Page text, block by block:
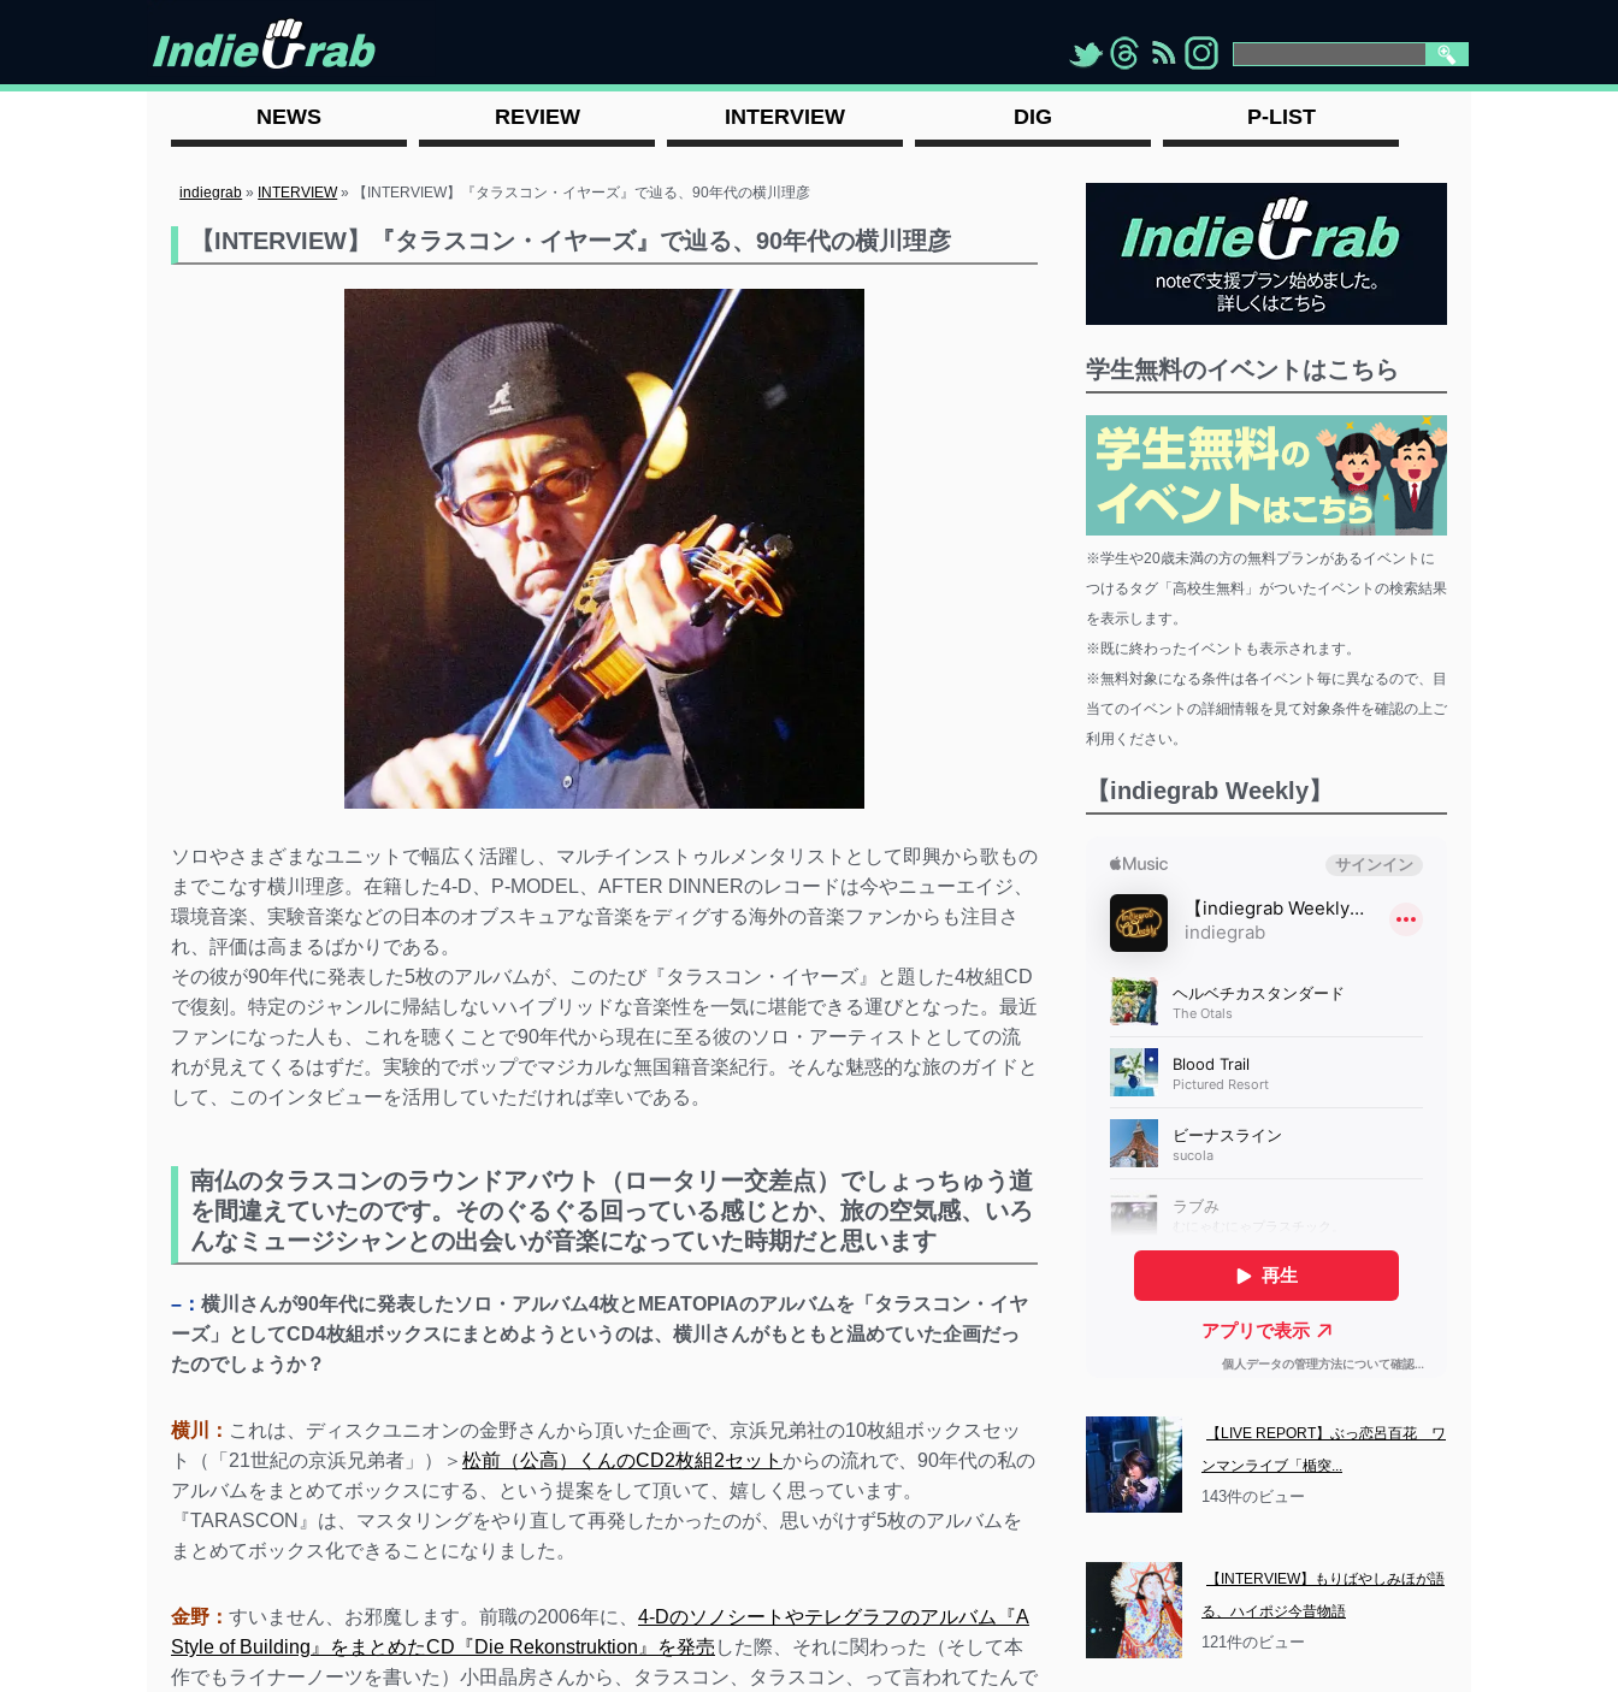
"> "> "> " >
NEWS REVIEW INTERVIEW DIG P-LIST
indiegrab » INTERVIEW» 【INTERVIEW】『タラスコン・イヤーズ』で辿る、90年代の横川理彦
【INTERVIEW】『タラスコン・イヤーズ』で辿る、90年代の横川理彦
ソロやさまざまなユニットで幅広く活躍し、マルチインストゥルメンタリストとして即興から歌もの
までこなす横川理彦。在籍した4-D、P-MODEL、AFTER DINNERのレコードは今やニューエイジ、
環境音楽、実験音楽などの日本のオブスキュアな音楽をディグする海外の音楽ファンからも注目さ
れ、評価は高まるばかりである。
その彼が90年代に発表した5枚のアルバムが、このたび『タラスコン・イヤーズ』と題した4枚組CD
で復刻。特定のジャンルに帰結しないハイブリッドな音楽性を一気に堪能できる運びとなった。最近
ファンになった人も、これを聴くことで90年代から現在に至る彼のソロ・アーティストとしての流
れが見えてくるはずだ。実験的でポップでマジカルな無国籍音楽紀行。そんな魅惑的な旅のガイドと
して、このインタビューを活用していただければ幸いである。
南仏のタラスコンのラウンドアバウト（ロータリー交差点）でしょっちゅう道
を間違えていたのです。そのぐるぐる回っている感じとか、旅の空気感、いろ
んなミュージシャンとの出会いが音楽になっていた時期だと思います
–： 横川さんが90年代に発表したソロ・アルバム4枚とMEATOPIAのアルバムを「タラスコン・イヤ
ーズ」としてCD4枚組ボックスにまとめようというのは、横川さんがもともと温めていた企画だっ
たのでしょうか？
横川： これは、ディスクユニオンの金野さんから頂いた企画で、京浜兄弟社の10枚組ボックスセッ
ト（「21世紀の京浜兄弟者」）＞ 松前（公高）くんのCD2枚組2セット からの流れで、90年代の私の
アルバムをまとめてボックスにする、という提案をして頂いて、嬉しく思っています。
『TARASCON』は、マスタリングをやり直して再発したかったのが、思いがけず5枚のアルバムを
まとめてボックス化できることになりました。
金野： すいません、お邪魔します。前職の2006年に、 4-Dのソノシートやテレグラフのアルバム『A
Style of Building』をまとめたCD『Die Rekonstruktion』を発売 した際、それに関わった（そして本
作でもライナーノーツを書いた）小田晶房さんから、タラスコン、タラスコン、って言われてたんで
学生無料のイベントはこちら
※学生や20歳未満の方の無料プランがあるイベントに
つけるタグ「高校生無料」がついたイベントの検索結果
を表示します。
※既に終わったイベントも表示されます。
※無料対象になる条件は各イベント毎に異なるので、目
当てのイベントの詳細情報を見て対象条件を確認の上ご
利用ください。
【indiegrab Weekly】
【LIVE REPORT】ぶっ恋呂百花　ワ
ンマンライブ「楯突...
143件のビュー
【INTERVIEW】もりばやしみほが語
る、ハイポジ今昔物語
121件のビュー